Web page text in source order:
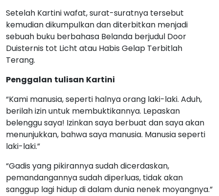
Setelah Kartini wafat, surat-suratnya tersebut
kemudian dikumpulkan dan diterbitkan menjadi
sebuah buku berbahasa Belanda berjudul Door
Duisternis tot Licht atau Habis Gelap Terbitlah
Terang.
Penggalan tulisan Kartini
“Kami manusia, seperti halnya orang laki-laki. Aduh,
berilah izin untuk membuktikannya. Lepaskan
belenggu saya! Izinkan saya berbuat dan saya akan
menunjukkan, bahwa saya manusia. Manusia seperti
laki-laki.”
“Gadis yang pikirannya sudah dicerdaskan,
pemandangannya sudah diperluas, tidak akan
sanggup lagi hidup di dalam dunia nenek moyangnya.”